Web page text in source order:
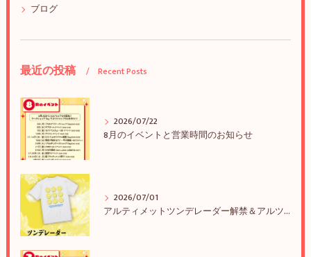
ブログ
最近の投稿 Recent Posts
2026/07/22
8月のイベントと営業時間のお知らせ
2026/07/01
アルティメットツンデレーダー解禁＆アルツンBIGTEE販売のお知らせ